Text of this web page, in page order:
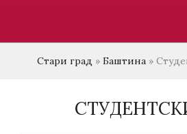
Стари град » Баштина »